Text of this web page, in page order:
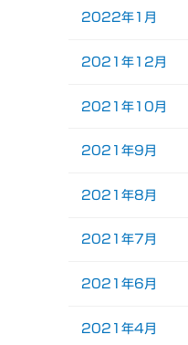
2022年1月
2021年12月
2021年10月
2021年9月
2021年8月
2021年7月
2021年6月
2021年4月